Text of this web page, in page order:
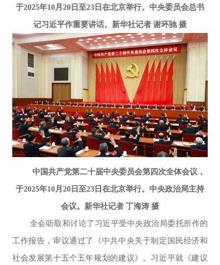
于2025年10月20日至23日在北京举行。中央委员会总书
记习近平作重要讲话。新华社记者 谢环驰 摄
中国共产党第二十届中央委员会第四次全体会议，
于2025年10月20日至23日在北京举行。中央政治局主持
会议。新华社记者 丁海涛 摄
全会听取和讨论了习近平受中央政治局委托所作的
工作报告，审议通过了《中共中央关于制定国民经济和
社会发展第十五个五年规划的建议》。习近平就《建议